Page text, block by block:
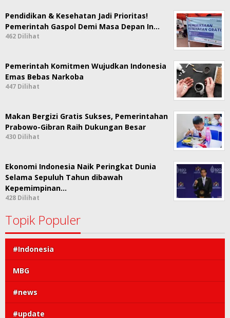
Pendidikan & Kesehatan Jadi Prioritas!
Pemerintah Gaspol Demi Masa Depan In…
462 Dilihat
Pemerintah Komitmen Wujudkan Indonesia
Emas Bebas Narkoba
447 Dilihat
Makan Bergizi Gratis Sukses, Pemerintahan
Prabowo-Gibran Raih Dukungan Besar
430 Dilihat
Ekonomi Indonesia Naik Peringkat Dunia
Selama Sepuluh Tahun dibawah
Kepemimpinan…
428 Dilihat
Topik Populer
#Indonesia
MBG
#news
#update